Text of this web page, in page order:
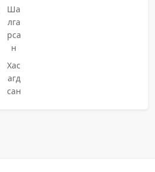
Ша
лга
рса
н
Хас
агд
сан